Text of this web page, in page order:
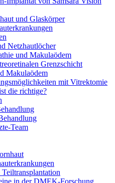
und Glaskörper
Netzhautlöcher
und Makulaödem
Grenzschicht
Makulaödem
mit Vitrektomie
die richtige?
Team